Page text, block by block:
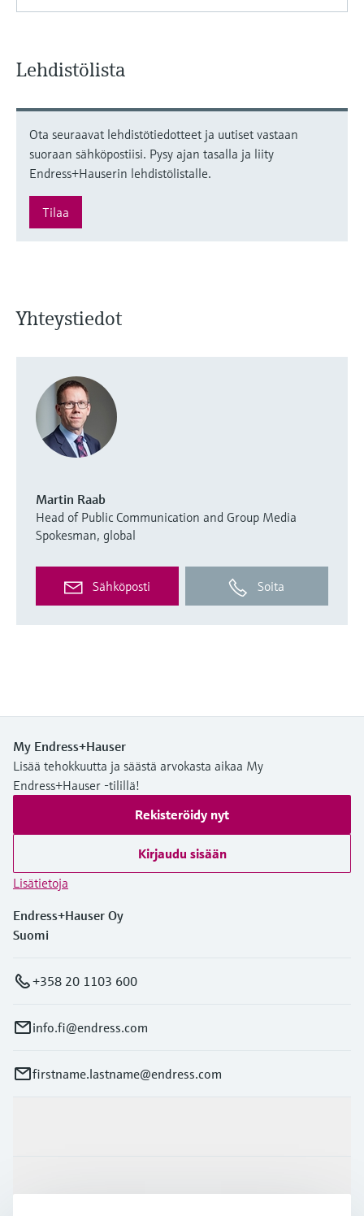
Lehdistölista
Ota seuraavat lehdistötiedotteet ja uutiset vastaan
suoraan sähköpostiisi. Pysy ajan tasalla ja liity
Endress+Hauserin lehdistölistalle.
Tilaa
Yhteystiedot
Martin Raab
Head of Public Communication and Group Media
Spokesman, global
Sähköposti Soita
My Endress+Hauser
Lisää tehokkuutta ja säästä arvokasta aikaa My
Endress+Hauser -tilillä!
Rekisteröidy nyt
Kirjaudu sisään
Lisätietoja
Endress+Hauser Oy
Suomi
+358 20 1103 600
info.fi@endress.com
firstname.lastname@endress.com